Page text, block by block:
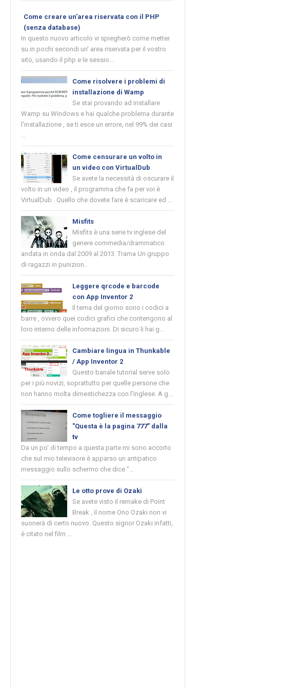
Come creare un'area riservata con il PHP
(senza database)
In questo nuovo articolo vi spiegherò come metter
su in pochi secondi un' area riservata per il vostro
sito, usando il php e le sessio...
Come risolvere i problemi di
installazione di Wamp
Se stai provando ad installare
Wamp su Windows e hai qualche problema durante
l'installazione , se ti esce un errore, nel 99% dei casi
...
Come censurare un volto in
un video con VirtualDub
Se avete la necessità di oscurare il
volto in un video , il programma che fa per voi è
VirtualDub . Quello che dovete fare è scaricare ed ...
Misfits
Misfits è una serie tv inglese del
genere commedia/drammatico
andata in onda dal 2009 al 2013. Trama Un gruppo
di ragazzi in punizion...
Leggere qrcode e barcode
con App Inventor 2
Il tema del giorno sono i codici a
barre , ovvero quei codici grafici che contengono al
loro interno delle informazioni. Di sicuro li hai g...
Cambiare lingua in Thunkable
/ App Inventor 2
Questo banale tutorial serve solo
per i più novizi, soprattutto per quelle persone che
non hanno molta dimestichezza con l'inglese. A g...
Come togliere il messaggio
"Questa è la pagina 777" dalla
tv
Da un po' di tempo a questa parte mi sono accorto
che sul mio televisore è apparso un antipatico
messaggio sullo schermo che dice "...
Le otto prove di Ozaki
Se avete visto il remake di Point
Break , il nome Ono Ozaki non vi
suonerà di certo nuovo. Questo signor Ozaki infatti,
è citato nel film ...